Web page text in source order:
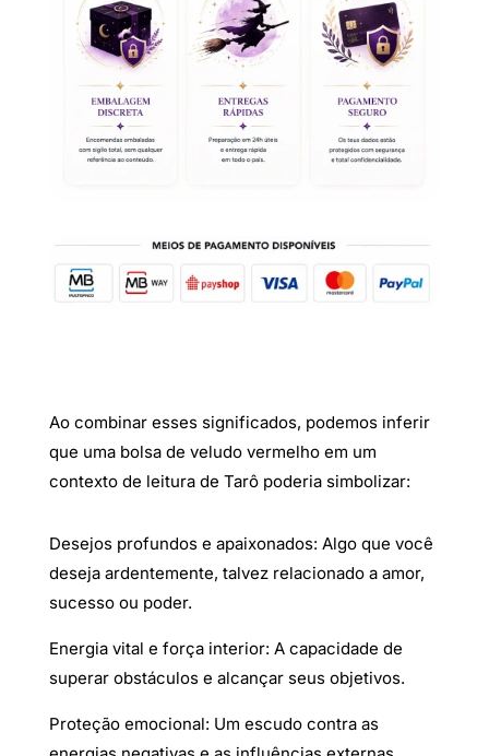
Vermelha
Ao combinar esses significados, podemos inferir
que uma bolsa de veludo vermelho em um
contexto de leitura de Tarô poderia simbolizar:
Desejos profundos e apaixonados: Algo que você
deseja ardentemente, talvez relacionado a amor,
sucesso ou poder.
Energia vital e força interior: A capacidade de
superar obstáculos e alcançar seus objetivos.
Proteção emocional: Um escudo contra as